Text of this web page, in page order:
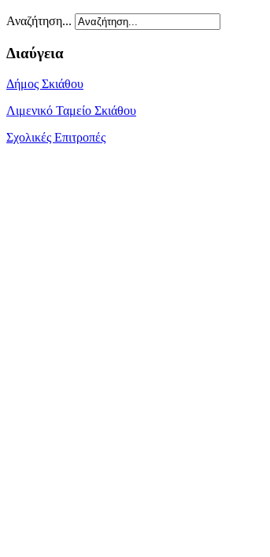
Αναζήτηση...
Διαύγεια
Δήμος Σκιάθου
Λιμενικό Ταμείο Σκιάθου
Σχολικές Επιτροπές